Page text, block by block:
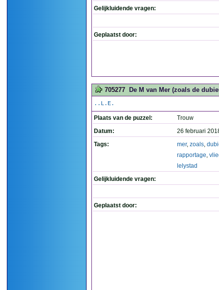
Gelijkluidende vragen:
Geplaatst door:
705277 De M van Mer (zoals de
..L.E.
Plaats van de puzzel:
Trouw
Datum:
26 februari
Tags:
mer, zoals,
rapportage,
lelystad
Gelijkluidende vragen:
Geplaatst door: